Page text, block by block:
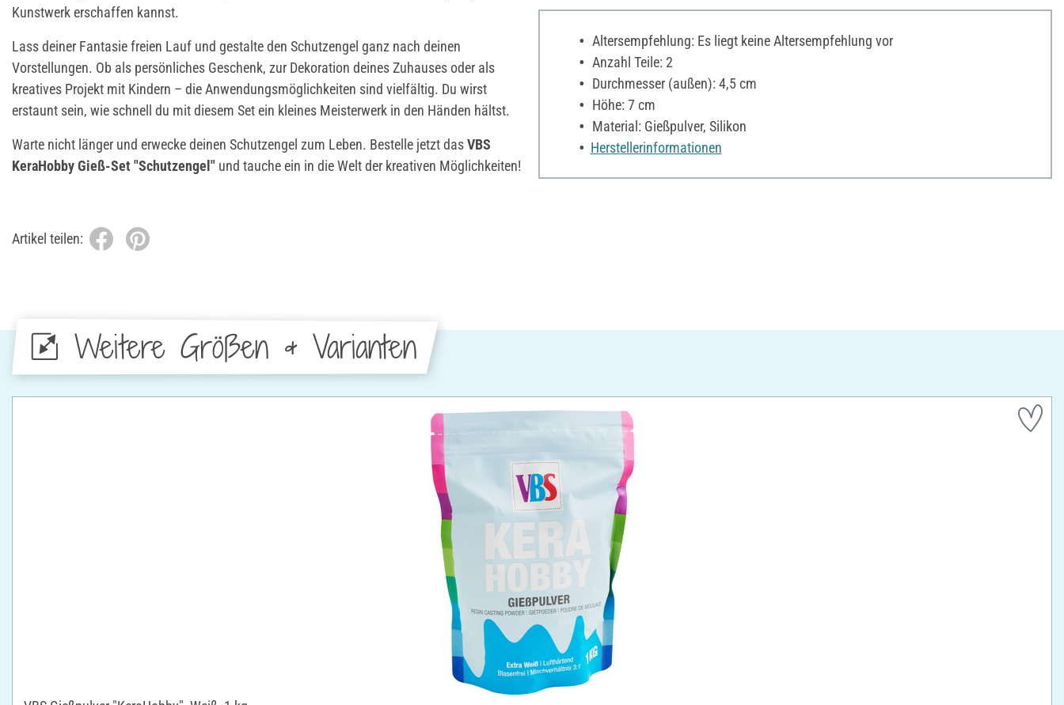
Kunstwerk erschaffen kannst.
Lass deiner Fantasie freien Lauf und gestalte den Schutzengel ganz nach deinen
Vorstellungen. Ob als persönliches Geschenk, zur Dekoration deines Zuhauses oder als
kreatives Projekt mit Kindern – die Anwendungsmöglichkeiten sind vielfältig. Du wirst
erstaunt sein, wie schnell du mit diesem Set ein kleines Meisterwerk in den Händen hältst.
Warte nicht länger und erwecke deinen Schutzengel zum Leben. Bestelle jetzt dasVBS
KeraHobby Gieß-Set "Schutzengel" und tauche ein in die Welt der kreativen Möglichkeiten!
Altersempfehlung: Es liegt keine Altersempfehlung vor
Anzahl Teile: 2
Durchmesser (außen): 4,5 cm
Höhe: 7 cm
Material: Gießpulver, Silikon
Herstellerinformationen
Artikel teilen:
Weitere Größen & Varianten